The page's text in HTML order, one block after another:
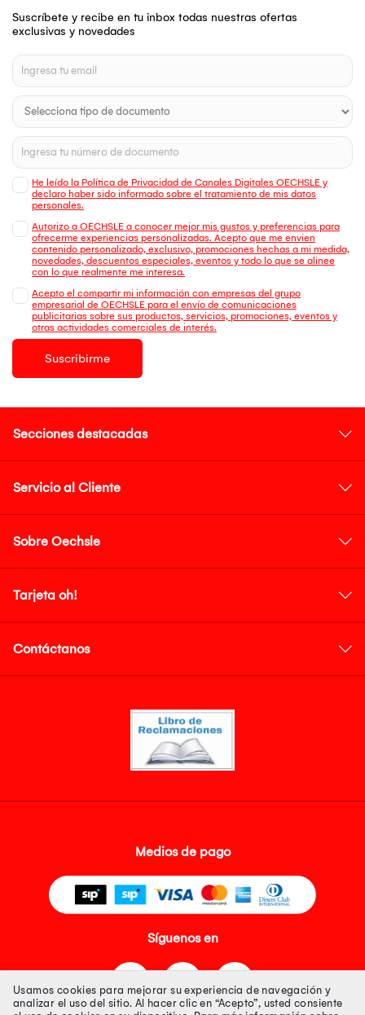
Suscríbete y recibe en tu inbox todas nuestras ofertas
exclusivas y novedades
He leído la Política de Privacidad de Canales Digitales OECHSLE y
declaro haber sido informado sobre el tratamiento de mis datos
personales.
Autorizo a OECHSLE a conocer mejor mis gustos y preferencias para
ofrecerme experiencias personalizadas. Acepto que me envien
contenido personalizado, exclusivo, promociones hechas a mi medida,
novedades, descuentos especiales, eventos y todo lo que se alinee
con lo que realmente me interesa.
Acepto el compartir mi información con empresas del grupo
empresarial de OECHSLE para el envío de comunicaciones
publicitarias sobre sus productos, servicios, promociones, eventos y
otras actividades comerciales de interés.
Suscribirme
Secciones destacadas
Servicio al Cliente
Sobre Oechsle
Tarjeta oh!
Contáctanos
Medios de pago
Síguenos en
Usamos cookies para mejorar su experiencia de navegación y
analizar el uso del sitio. Al hacer clic en “Acepto”, usted consiente